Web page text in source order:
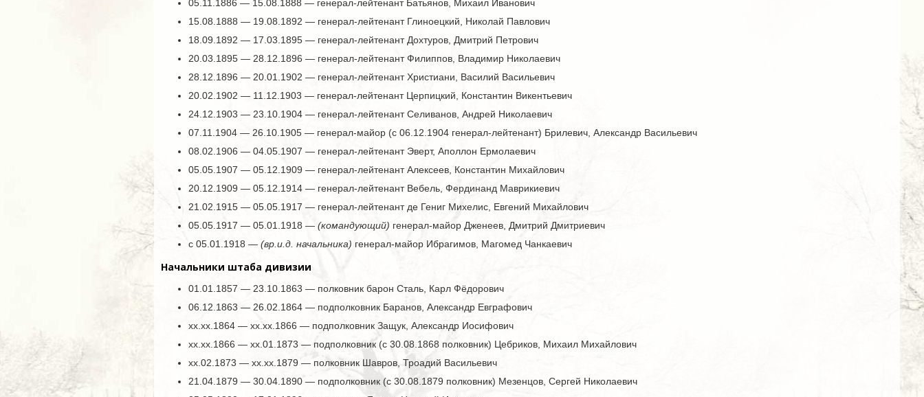
05.11.1886 — 15.08.1888 — генерал-лейтенант Батьянов, Михаил Иванович
15.08.1888 — 19.08.1892 — генерал-лейтенант Глиноецкий, Николай Павлович
18.09.1892 — 17.03.1895 — генерал-лейтенант Дохтуров, Дмитрий Петрович
20.03.1895 — 28.12.1896 — генерал-лейтенант Филиппов, Владимир Николаевич
28.12.1896 — 20.01.1902 — генерал-лейтенант Христиани, Василий Васильевич
20.02.1902 — 11.12.1903 — генерал-лейтенант Церпицкий, Константин Викентьевич
24.12.1903 — 23.10.1904 — генерал-лейтенант Селиванов, Андрей Николаевич
07.11.1904 — 26.10.1905 — генерал-майор (с 06.12.1904 генерал-лейтенант) Брилевич, Александр Васильевич
08.02.1906 — 04.05.1907 — генерал-лейтенант Эверт, Аполлон Ермолаевич
05.05.1907 — 05.12.1909 — генерал-лейтенант Алексеев, Константин Михайлович
20.12.1909 — 05.12.1914 — генерал-лейтенант Вебель, Фердинанд Маврикиевич
21.02.1915 — 05.05.1917 — генерал-лейтенант де Гениг Михелис, Евгений Михайлович
05.05.1917 — 05.01.1918 — (командующий) генерал-майор Дженеев, Дмитрий Дмитриевич
с 05.01.1918 — (вр.и.д. начальника) генерал-майор Ибрагимов, Магомед Чанкаевич
Начальники штаба дивизии
01.01.1857 — 23.10.1863 — полковник барон Сталь, Карл Фёдорович
06.12.1863 — 26.02.1864 — подполковник Баранов, Александр Евграфович
хх.хх.1864 — хх.хх.1866 — подполковник Защук, Александр Иосифович
хх.хх.1866 — хх.01.1873 — подполковник (с 30.08.1868 полковник) Цебриков, Михаил Михайлович
хх.02.1873 — хх.хх.1879 — полковник Шавров, Троадий Васильевич
21.04.1879 — 30.04.1890 — подполковник (с 30.08.1879 полковник) Мезенцов, Сергей Николаевич